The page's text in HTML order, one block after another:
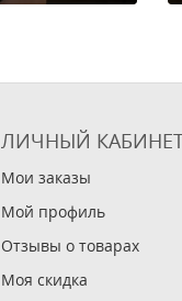
ЛИЧНЫЙ
Мои заказы
Мой профиль
Отзывы о товарах
Моя скидка